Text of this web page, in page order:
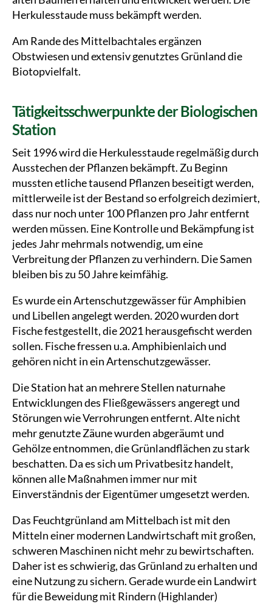
Herkulesstaude muss bekämpft werden.
Am Rande des Mittelbachtales ergänzen
Obstwiesen und extensiv genutztes Grünland die
Biotopvielfalt.
Tätigkeitsschwerpunkte der Biologischen
Station
Seit 1996 wird die Herkulesstaude regelmäßig durch
Ausstechen der Pflanzen bekämpft. Zu Beginn
mussten etliche tausend Pflanzen beseitigt werden,
mittlerweile ist der Bestand so erfolgreich dezimiert,
dass nur noch unter 100 Pflanzen pro Jahr entfernt
werden müssen. Eine Kontrolle und Bekämpfung ist
jedes Jahr mehrmals notwendig, um eine
Verbreitung der Pflanzen zu verhindern. Die Samen
bleiben bis zu 50 Jahre keimfähig.
Es wurde ein Artenschutzgewässer für Amphibien
und Libellen angelegt werden. 2020 wurden dort
Fische festgestellt, die 2021 herausgefischt werden
sollen. Fische fressen u.a. Amphibienlaich und
gehören nicht in ein Artenschutzgewässer.
Die Station hat an mehrere Stellen naturnahe
Entwicklungen des Fließgewässers angeregt und
Störungen wie Verrohrungen entfernt. Alte nicht
mehr genutzte Zäune wurden abgeräumt und
Gehölze entnommen, die Grünlandflächen zu stark
beschatten. Da es sich um Privatbesitz handelt,
können alle Maßnahmen immer nur mit
Einverständnis der Eigentümer umgesetzt werden.
Das Feuchtgrünland am Mittelbach ist mit den
Mitteln einer modernen Landwirtschaft mit großen,
schweren Maschinen nicht mehr zu bewirtschaften.
Daher ist es schwierig, das Grünland zu erhalten und
eine Nutzung zu sichern. Gerade wurde ein Landwirt
für die Beweidung mit Rindern (Highlander)